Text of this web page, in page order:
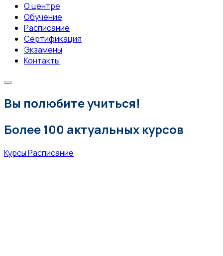
О центре
Обучение
Расписание
Сертификация
Экзамены
Контакты
Вы полюбите учиться!
Более 100 актуальных курсов
КурсыРасписание